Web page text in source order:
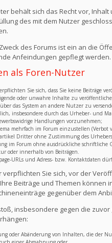
behält sich das Recht vor,
des mit dem Nutzer
des Forums ist ein an die
Anfeindungen gepflegt werden.
als Foren-Nutzer
Sie sich, dass Sie keine Beiträge
oder unwahre Inhalte zu
das System an andere Nutzer zu
insbesondere durch das Urheber- und
Handlungen vorzunehmen;
mehrfach im Forum einzustellen (Verbot
Dritter ohne Zustimmung des
im Forum ohne ausdrückliche schriftliche
oder innerhalb von Beiträgen.
URLs und Adress- bzw. Kontaktdaten
verpflichten Sie sich, vor der
Beiträge und Themen können
gegenüber dem
insbesondere gegen die
oder Abänderung von Inhalten, die der